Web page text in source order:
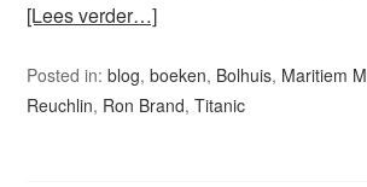
[Lees verder…]
Posted in:blog,boeken, Bolhuis, Maritiem
Reuchlin, Ron Brand,Titanic